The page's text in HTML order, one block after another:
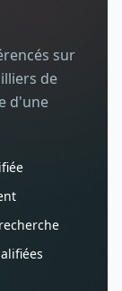
sur
de
d'une